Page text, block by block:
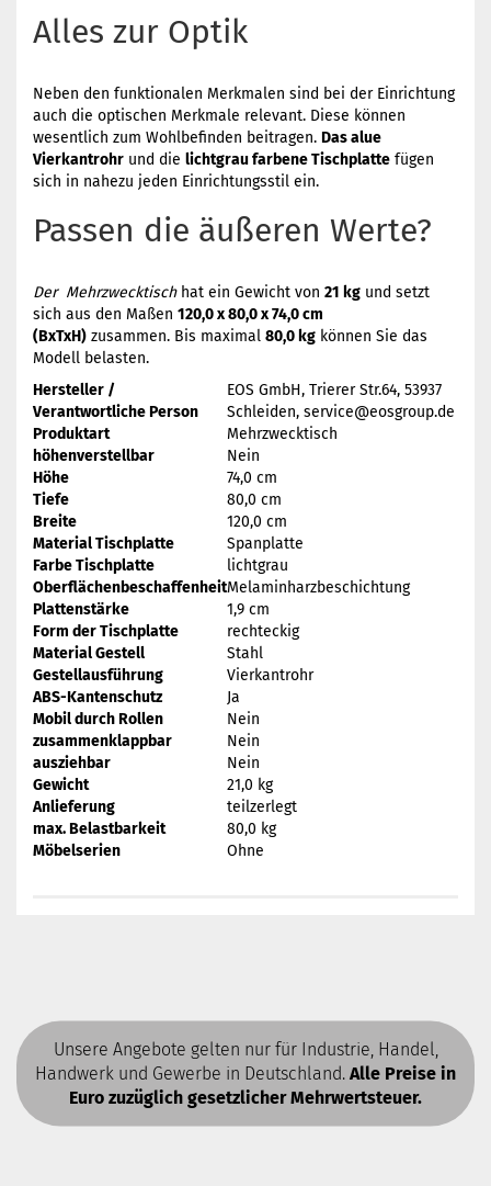
Alles zur Optik
Neben den funktionalen Merkmalen sind bei der Einrichtung
auch die optischen Merkmale relevant. Diese können
wesentlich zum Wohlbefinden beitragen. Das alue
Vierkantrohr und die lichtgrau farbene Tischplatte fügen
sich in nahezu jeden Einrichtungsstil ein.
Passen die äußeren Werte?
Der Mehrzwecktischhat ein Gewicht von 21 kg und setzt
sich aus den Maßen 120,0 x 80,0 x 74,0 cm
(BxTxH) zusammen. Bis maximal 80,0 kg können Sie das
Modell belasten.
Hersteller /
Verantwortliche Person
EOS GmbH, Trierer Str.64, 53937
Schleiden, service@eosgroup.de
Produktart
Mehrzwecktisch
höhenverstellbar
Nein
Höhe
74,0 cm
Tiefe
80,0 cm
Breite
120,0 cm
Material Tischplatte
Spanplatte
Farbe Tischplatte
lichtgrau
OberflächenbeschaffenheitMelaminharzbeschichtung
Plattenstärke
1,9 cm
Form der Tischplatte
rechteckig
Material Gestell
Stahl
Gestellausführung
Vierkantrohr
ABS-Kantenschutz
Ja
Mobil durch Rollen
Nein
zusammenklappbar
Nein
ausziehbar
Nein
Gewicht
21,0 kg
Anlieferung
teilzerlegt
max. Belastbarkeit
80,0 kg
Möbelserien
Ohne
Unsere Angebote gelten nur für Industrie, Handel,
Handwerk und Gewerbe in Deutschland. Alle Preise in
Euro zuzüglich gesetzlicher Mehrwertsteuer.